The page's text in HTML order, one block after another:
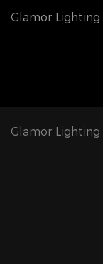
Glamor Lighting